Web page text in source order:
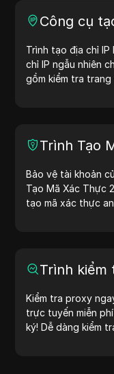
Công cụ
Trình tạo địa chỉ
chỉ IP ngẫu nhiên
gồm kiểm tra
riêng tư và nhiều
làm việc và cải
Trình Tạo
Bảo vệ tài khoản
Tạo Mã Xác Thực
tạo mã xác thực
Trình kiểm
Kiểm tra proxy
trực tuyến miễn
ký! Dễ dàng kiểm